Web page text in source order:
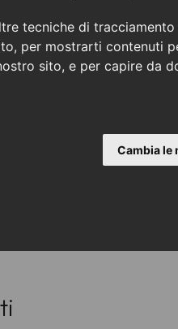
tecniche di
per mostrarti contenuti
sito, e per capire da
Cambia le